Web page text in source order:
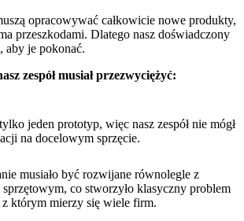
opracowywać całkowicie nowe produkty,
przeszkodami. Dlatego nasz doświadczony
aby je pokonać.
zespół musiał przezwyciężyć:
jeden prototyp, więc nasz zespół nie mógł
na docelowym sprzęcie.
musiało być rozwijane równolegle z
co stworzyło klasyczny problem
którym mierzy się wiele firm.